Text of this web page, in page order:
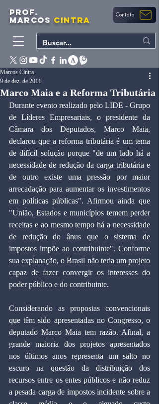
PROF.
MARCOS CINTRA Contato
Marco Maia e a Reforma Tributária
Marcos Cintra
9 de dez. de 2011
Durante evento realizado pelo LIDE - Grupo
de Líderes Empresariais, o presidente da
Câmara dos Deputados, Marco Maia,
declarou que a reforma tributária é um tema
de difícil solução porque "de um lado há a
necessidade de redução da carga tributária e
de outro existe uma pressão por maior
arrecadação para aumentar os investimentos
em políticas públicas". Afirmou ainda que
"União, Estados e municípios temem perder
receitas e ao mesmo tempo há a necessidade
de redução do ânus que o sistema de
impostos impõe ao contribuinte". Conforme
sua explanação, o Brasil não teria um projeto
capaz de fazer convergir os interesses do
poder público e do contribuinte.
Considerando as propostas convencionais
que têm sido apresentadas no Congresso, o
deputado Marco Maia tem razão. Afinal, a
grande maioria dos projetos apresentados
nos últimos anos representa um salto no
escuro na questão da distribuição dos
recursos entre os entes públicos e não reduz
a pesada carga de impostos incidente sobre a